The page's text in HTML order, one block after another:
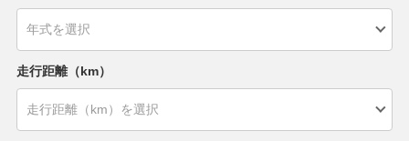
走行距離（km）